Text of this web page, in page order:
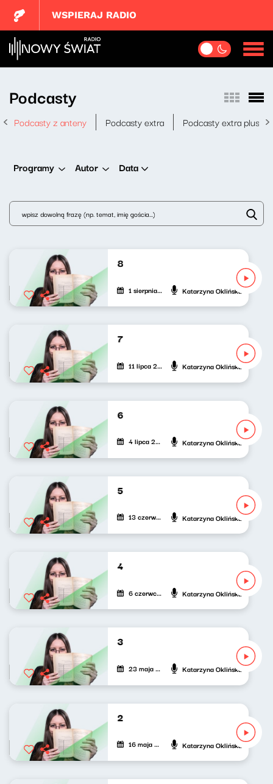
WSPIERAJ RADIO
Podcasty
Podcasty z anteny Podcasty extra Podcasty extra plus
Programy Autor Data
Mięta do (pop)kultury 238
1 sierpnia 2026 Katarzyna Oklińska
Mięta do (pop)kultury 237
11 lipca 2026 Katarzyna Oklińska
Mięta do (pop)kultury 236
4 lipca 2026 Katarzyna Oklińska
Mięta do (pop)kultury 235
13 czerwca 2026 Katarzyna Oklińska
Mięta do (pop)kultury 234
6 czerwca 2026 Katarzyna Oklińska
Mięta do (pop)kultury 233
23 maja 2026 Katarzyna Oklińska
Mięta do (pop)kultury 232
16 maja 2026 Katarzyna Oklińska